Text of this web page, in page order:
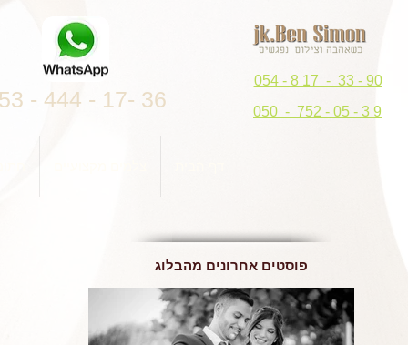
- 444 - 17- 36
054 - 8 17 - 33 - 90
050 - 752 - 05 - 3 9
פוסטים אחרונים מהבלוג